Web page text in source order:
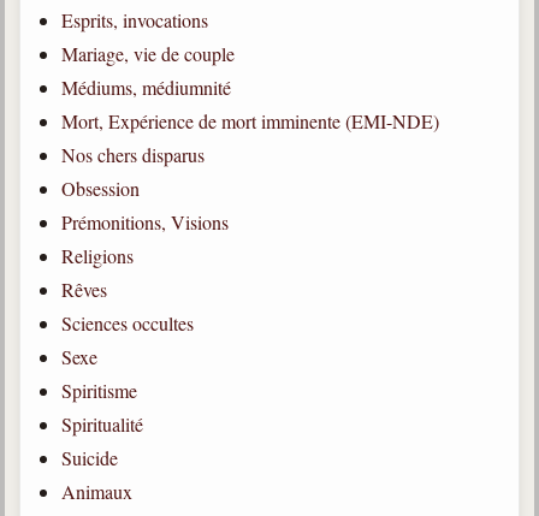
Médiums
Les hommes
Les fondateurs
1804-1869
1846-1927
1857-1926
1910-2002
1927-2025
Bibliothèque
Esprits, invocations
Mariage, vie de couple
Médiums, médiumnité
Mort, Expérience de mort imminente (EMI-NDE)
Nos chers disparus
Obsession
Prémonitions, Visions
Religions
Rêves
Sciences occultes
Sexe
Spiritisme
Spiritualité
Suicide
Animaux